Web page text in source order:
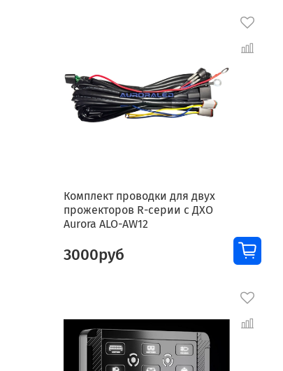
Комплект проводки для двух
прожекторов R-серии с ДХО
Aurora ALO-AW12
3000руб